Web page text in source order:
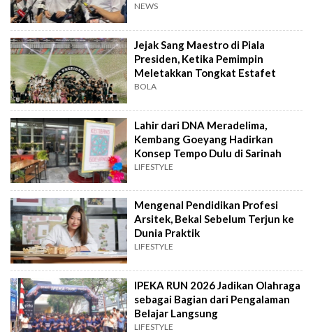
NEWS
Jejak Sang Maestro di Piala
Presiden, Ketika Pemimpin
Meletakkan Tongkat Estafet
BOLA
Lahir dari DNA Meradelima,
Kembang Goeyang Hadirkan
Konsep Tempo Dulu di Sarinah
LIFESTYLE
Mengenal Pendidikan Profesi
Arsitek, Bekal Sebelum Terjun ke
Dunia Praktik
LIFESTYLE
IPEKA RUN 2026 Jadikan Olahraga
sebagai Bagian dari Pengalaman
Belajar Langsung
LIFESTYLE